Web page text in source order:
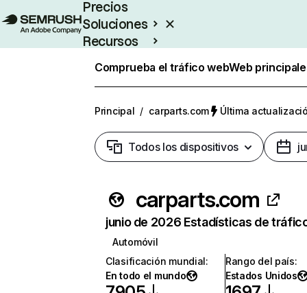
Precios
Soluciones
Recursos
Comprueba el tráfico webWeb
Principal / carparts.com Última
Todos los dispositivos
carparts.com
junio de 2026 Estadísticas de
Automóvil
Clasificación mundial:
En todo el mundo
Rango del país:
Estados Unidos